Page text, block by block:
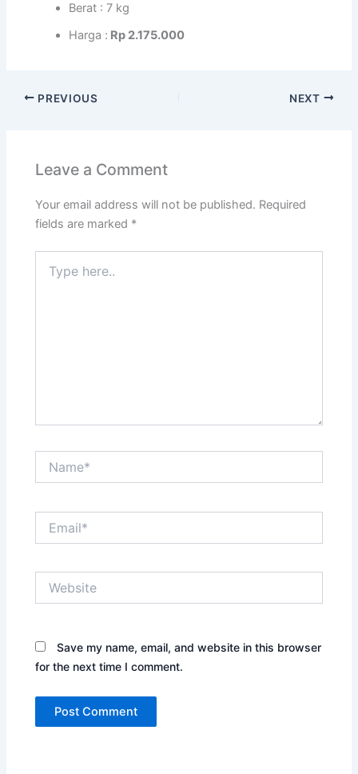
Berat : 7 kg
Harga : Rp 2.175.000
PREVIOUS NEXT
Leave a Comment
Your email address will not be published. Required
fields are marked *
here..
Save my name, email, and website in this browser
for the next time I comment.